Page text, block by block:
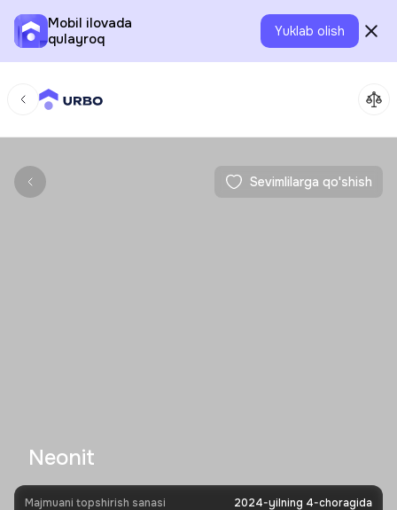
Mobil ilovada
qulayroq
Yuklab olish
Sevimlilarga qo'shish
Neonit
Majmuani topshirish sanasi 2024-yilning 4-choragida